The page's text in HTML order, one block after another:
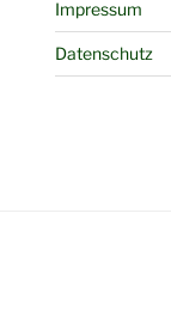
Impressum
Datenschutz